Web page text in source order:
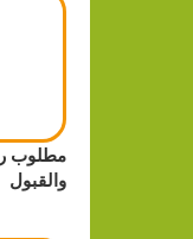
مطلوب
والقبول